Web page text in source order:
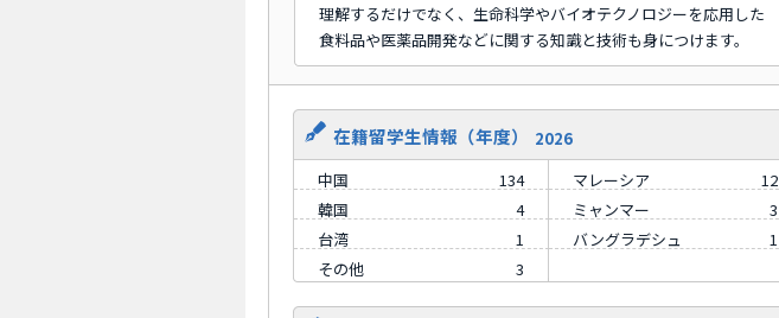
理解するだけでなく、生命科学やバイオテクノロジーを応用した
食料品や医薬品開発などに関する知識と技術も身につけます。
在籍留学生情報（年度）
2026
中国
134 マレーシア 12
韓国
4 ミャンマー 3
台湾
1 バングラデシュ 1
その他
3